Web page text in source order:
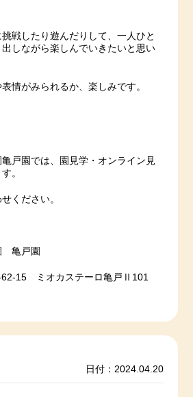
戦したり遊んだりして、一人ひと
しながら楽しんでいきたいと思い
情がみられるか、楽しみです。
戸園では、園見学・オンライン見
。
ください。
亀戸園
62-15 ミオカステーロ亀戸Ⅱ101
日付：2024.04.20